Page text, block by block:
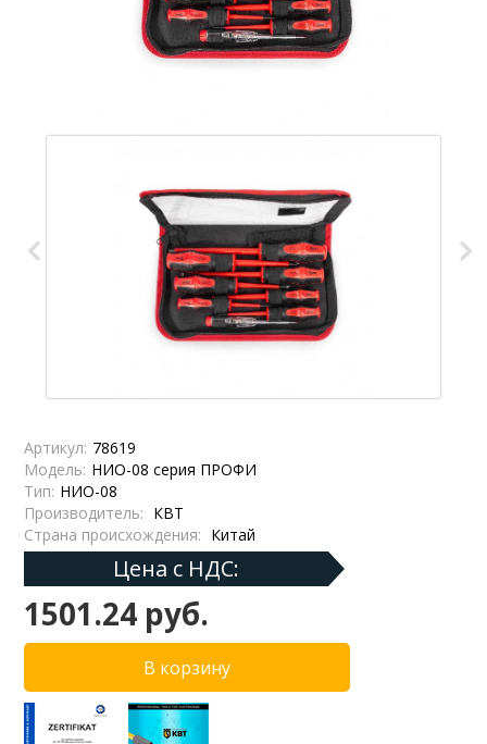
Артикул: 78619
Модель: НИО-08 серия ПРОФИ
Тип: НИО-08
Производитель: КВТ
Страна происхождения: Китай
Цена с НДС:
1501.24 руб.